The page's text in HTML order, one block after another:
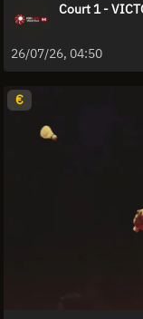
Court 1 -
26/07/26, 04:50
€